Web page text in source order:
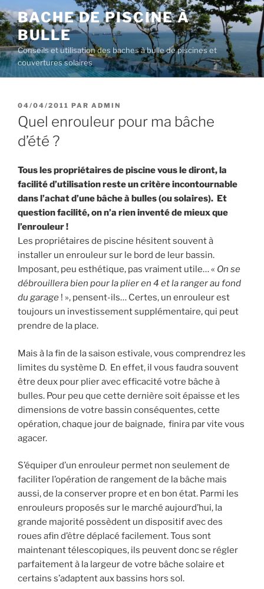
Aller
au
contenu
principal
BACHE DE PISCINE À
BULLE
Conseils et utilisation des baches à bulle de piscines et
couvertures solaires
PUBLIÉ
LE
04/04/2011 PAR ADMIN
Quel enrouleur pour ma bâche
d’été ?
Tous les propriétaires de piscine vous le diront, la
facilité d’utilisation reste un critère incontournable
dans l’achat d’une bâche à bulles (ou solaires). Et
question facilité, on n’a rien inventé de mieux que
l’enrouleur !
Les propriétaires de piscine hésitent souvent à
installer un enrouleur sur le bord de leur bassin.
Imposant, peu esthétique, pas vraiment utile… « On se
débrouillera bien pour la plier en 4 et la ranger au fond
du garage ! », pensent-ils… Certes, un enrouleur est
toujours un investissement supplémentaire, qui peut
prendre de la place.
Mais à la fin de la saison estivale, vous comprendrez les
limites du système D. En effet, il vous faudra souvent
être deux pour plier avec efficacité votre bâche à
bulles. Pour peu que cette dernière soit épaisse et les
dimensions de votre bassin conséquentes, cette
opération, chaque jour de baignade, finira par vite vous
agacer.
S’équiper d’un enrouleur permet non seulement de
faciliter l’opération de rangement de la bâche mais
aussi, de la conserver propre et en bon état. Parmi les
enrouleurs proposés sur le marché aujourd’hui, la
grande majorité possèdent un dispositif avec des
roues afin d’être déplacé facilement. Tous sont
maintenant télescopiques, ils peuvent donc se régler
parfaitement à la largeur de votre bâche solaire et
certains s’adaptent aux bassins hors sol.